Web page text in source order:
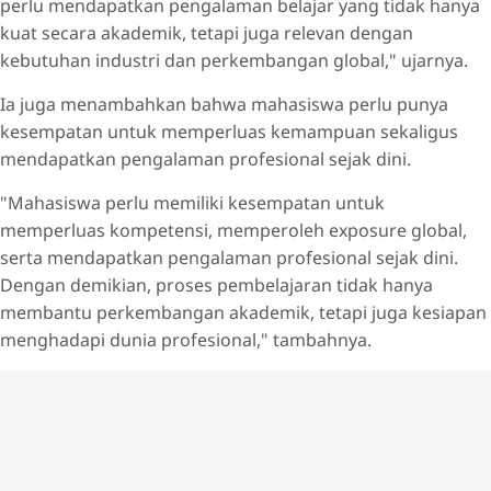
perlu mendapatkan pengalaman belajar yang tidak hanya
kuat secara akademik, tetapi juga relevan dengan
kebutuhan industri dan perkembangan global," ujarnya.
Ia juga menambahkan bahwa mahasiswa perlu punya
kesempatan untuk memperluas kemampuan sekaligus
mendapatkan pengalaman profesional sejak dini.
"Mahasiswa perlu memiliki kesempatan untuk
memperluas kompetensi, memperoleh exposure global,
serta mendapatkan pengalaman profesional sejak dini.
Dengan demikian, proses pembelajaran tidak hanya
membantu perkembangan akademik, tetapi juga kesiapan
menghadapi dunia profesional," tambahnya.